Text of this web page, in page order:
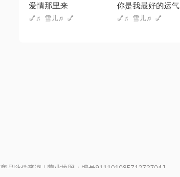
爱情那里来
💅♬ 雪儿♬ 💅
你是我最好的运气
💅♬ 雪儿♬ 💅
商品防伪查询 | 营业执照：编号91110108571272704J